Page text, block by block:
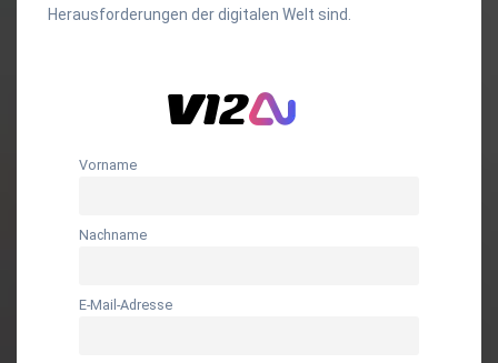
Herausforderungen der digitalen Welt sind.
Vorname
Nachname
E-Mail-Adresse